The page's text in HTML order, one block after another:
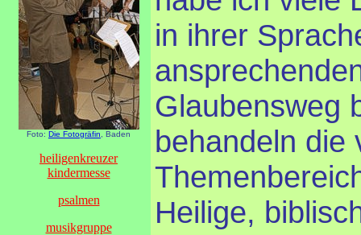
Foto: Die Fotogräfin , Baden
heiligenkreuzer
kindermesse
psalmen
musikgruppe
in ihrer
Glaubensweg
behandeln die
Heilige,